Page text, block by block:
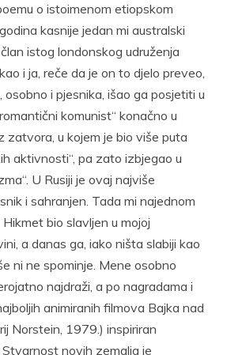
o istoimenom etiopskom
kasnije jedan mi australski
istog londonskog udruženja
i ja, reče da je on to djelo preveo,
osobno i pjesnika, išao ga posjetiti u
komunist“ konačno u
zatvora, u kojem je bio više puta
aktivnosti“, pa zato izbjegao u
U Rusiji je ovaj najviše
i sahranjen. Tada mi najednom
bio slavljen u mojoj
a danas ga, iako ništa slabiji kao
ni ne spominje. Mene osobno
najdraži, a po nagradama i
animiranih filmova Bajka nad
Norstein, 1979.) inspiriran
novih zemalja je